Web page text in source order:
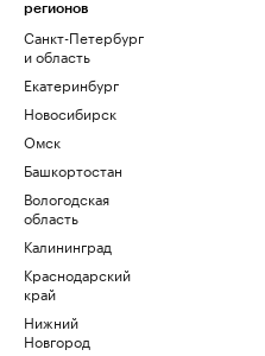
регионов
Санкт-Петербург
и область
Екатеринбург
Новосибирск
Омск
Башкортостан
Вологодская
область
Калининград
Краснодарский
край
Нижний
Новгород